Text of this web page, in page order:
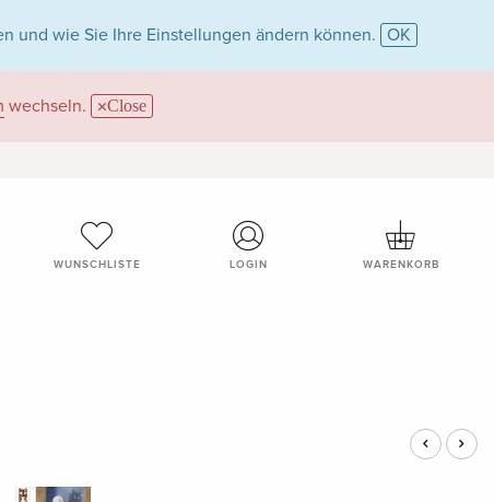
und wie Sie Ihre Einstellungen ändern können. OK
wechseln. Close
WUNSCHLISTE LOGIN WARENKORB